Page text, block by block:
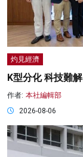
灼見經濟
K型分化 科技難
作者: 本社編輯部
2026-08-06